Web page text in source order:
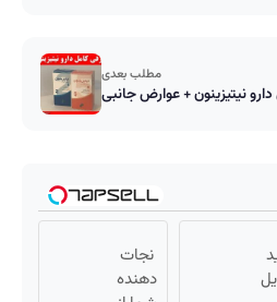
مطلب بعدی
نيتيزينون + عوارض جانبی
نجات
دهنده